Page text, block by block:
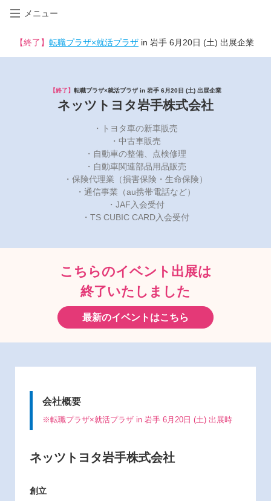
メニュー
【終了】 転職プラザ×就活プラザ in 岩手 6月20日 (土) 出展企業
【終了】 転職プラザ×就活プラザ in 岩手 6月20日 (土) 出展企業
ネッツトヨタ岩手株式会社
・トヨタ車の新車販売
・中古車販売
・自動車の整備、点検修理
・自動車関連部品用品販売
・保険代理業（損害保険・生命保険）
・通信事業（au携帯電話など）
・JAF入会受付
・TS CUBIC CARD入会受付
こちらのイベント出展は
終了いたしました
最新のイベントはこちら
会社概要
※転職プラザ×就活プラザ in 岩手 6月20日 (土) 出展時
ネッツトヨタ岩手株式会社
創立